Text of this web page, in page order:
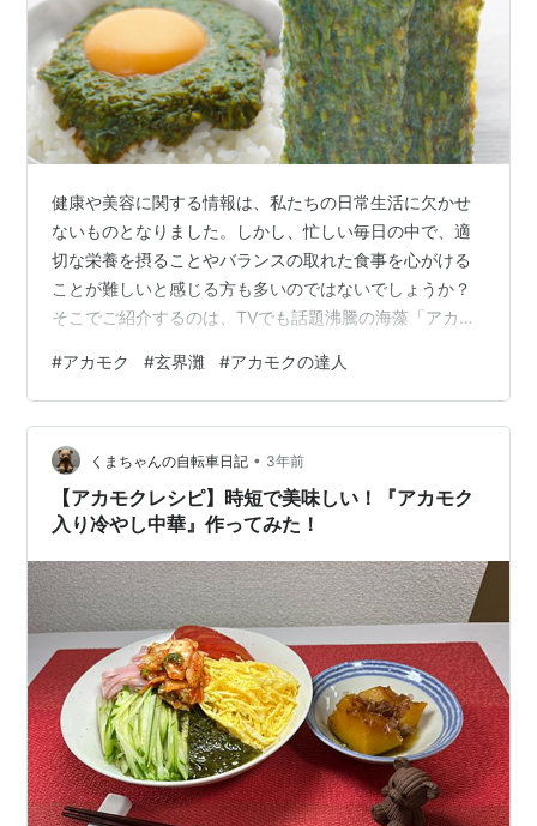
健康や美容に関する情報は、私たちの日常生活に欠かせ
ないものとなりました。しかし、忙しい毎日の中で、適
切な栄養を摂ることやバランスの取れた食事を心がける
ことが難しいと感じる方も多いのではないでしょうか？
そこでご紹介するのは、TVでも話題沸騰の海藻「アカモ
です。アカモクは、その栄養価や効果、さまざまな食べ
方を通じて、健康志向の高い方々に注目されています。
アカモクは栄養素が豊富に含まれているため、健康やダ
イエットにおいて大変有効な食材です。 アカモクに興味
のある方や健康食品をお探しの方は、ぜひ参考にしてみ
てください。 アカモクの達人とは 「アカモ…
#アカモク #玄界灘 #アカモクの達人
くまちゃんの自転車日記 • 3年前
【アカモクレシピ】時短で美味しい！『アカモク
入り冷やし中華』作ってみた！